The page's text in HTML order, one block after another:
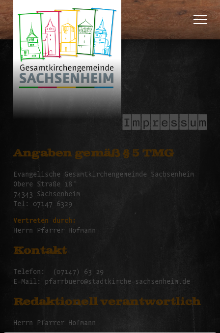
Impressum
Angaben gemäß § 5 TMG
Evangelische Gesamtkirchengemeinde Sachsenheim
Obere Straße 18
74343 Sachsenheim
Tel: 07147 6329
Vertreten durch:
Herrn Pfarrer Hofmann
Kontakt
Telefon: (07147) 63 29
E-Mail: pfarrbuero@stadtkirche-sachsenheim.de
Redaktionell verantwortlich
Herrn Pfarrer Hofmann